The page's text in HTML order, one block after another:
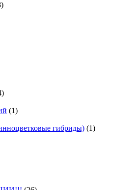
(1)
гибриды) (1)